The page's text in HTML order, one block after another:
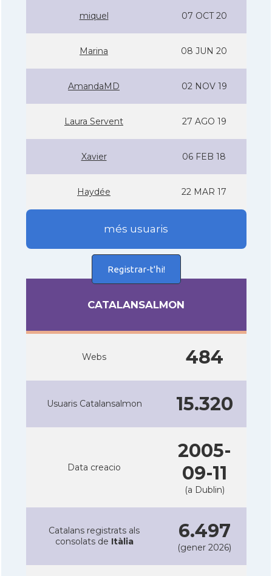
miquel 07 OCT 20
Marina 08 JUN 20
AmandaMD 02 NOV 19
Laura Servent 27 AGO 19
Xavier 06 FEB 18
Haydée 22 MAR 17
més usuaris
Registrar-t'hi!
CATALANSALMON
Webs 484
Usuaris Catalansalmon 15.320
Data creacio
2005-
09-11
(a Dublin)
Catalans registrats als
consolats de Itàlia 6.497
(gener 2026)